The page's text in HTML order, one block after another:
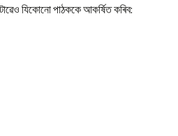
যিকোনো পাঠককে আকৰ্ষিত কৰিব: